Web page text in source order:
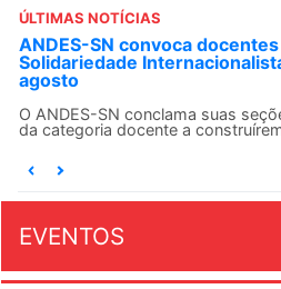
ÚLTIMAS NOTÍCIAS
ANDES-SN convoca
Solidariedade
agosto
O ANDES-SN conclama suas
da categoria docente a
EVENTOS